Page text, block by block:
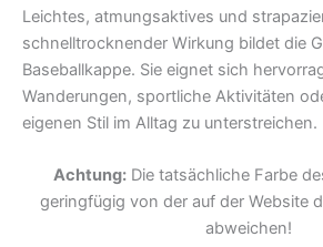
Leichtes, atmungsaktives und
schnelltrocknender Wirkung bildet die
Baseballkappe. Sie eignet sich
Wanderungen, sportliche Aktivitäten
eigenen Stil im Alltag zu unterstreichen.
Achtung: Die tatsächliche Farbe
geringfügig von der auf der Website
abweichen!